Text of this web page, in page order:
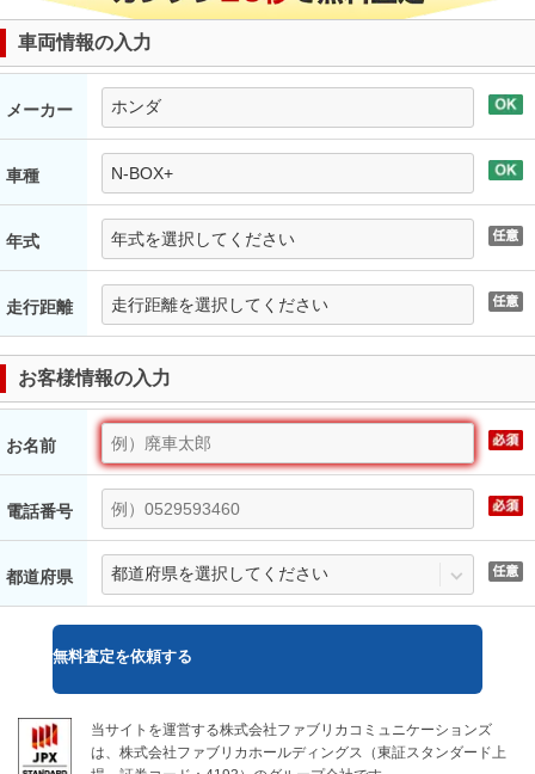
車両情報の入力
メーカー
車種
年式
走行距離
お客様情報の入力
お名前
電話番号
都道府県
無料査定を依頼する
当サイトを運営する株式会社ファブリカコミュニケーションズ
は、株式会社ファブリカホールディングス（東証スタンダード上